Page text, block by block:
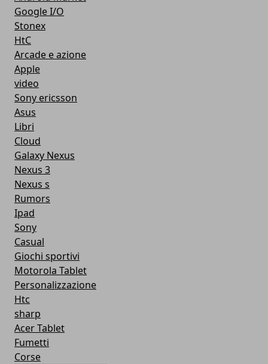
Google I/O
Stonex
HtC
Arcade e azione
Apple
video
Sony ericsson
Asus
Libri
Cloud
Galaxy Nexus
Nexus 3
Nexus s
Rumors
Ipad
Sony
Casual
Giochi sportivi
Motorola Tablet
Personalizzazione
Htc
sharp
Acer Tablet
Fumetti
Corse